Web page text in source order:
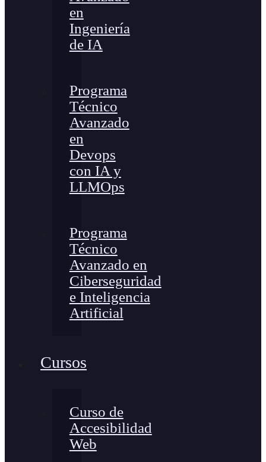
en
Ingeniería
de IA
Programa
Técnico
Avanzado
en
Devops
con IA y
LLMOps
Programa
Técnico
Avanzado en
Ciberseguridad
e Inteligencia
Artificial
Cursos
Curso de
Accesibilidad
Web